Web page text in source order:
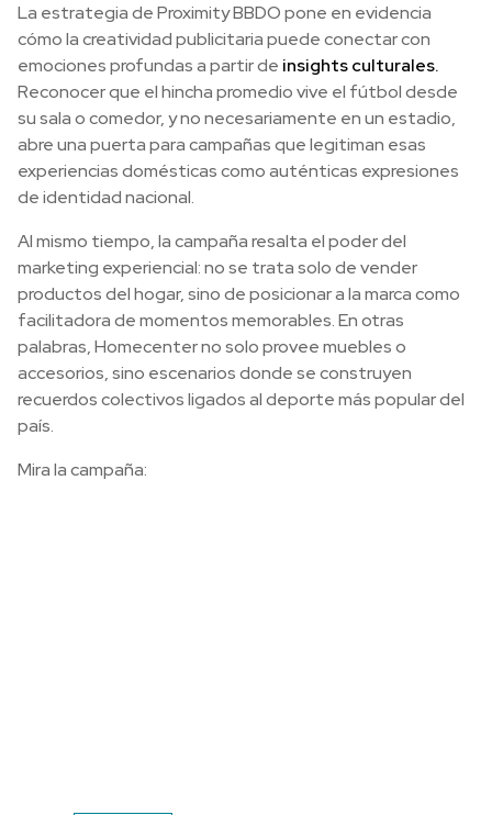
La estrategia de Proximity BBDO pone en evidencia
cómo la creatividad publicitaria puede conectar con
emociones profundas a partir de insights culturales.
Reconocer que el hincha promedio vive el fútbol desde
su sala o comedor, y no necesariamente en un estadio,
abre una puerta para campañas que legitiman esas
experiencias domésticas como auténticas expresiones
de identidad nacional.
Al mismo tiempo, la campaña resalta el poder del
marketing experiencial: no se trata solo de vender
productos del hogar, sino de posicionar a la marca como
facilitadora de momentos memorables. En otras
palabras, Homecenter no solo provee muebles o
accesorios, sino escenarios donde se construyen
recuerdos colectivos ligados al deporte más popular del
país.
Mira la campaña: